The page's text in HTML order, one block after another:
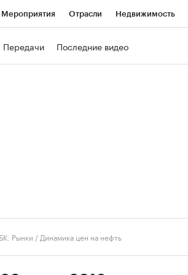
Мероприятия Отрасли Недвижимость
Передачи Последние видео
Рынки / Динамика цен на нефть